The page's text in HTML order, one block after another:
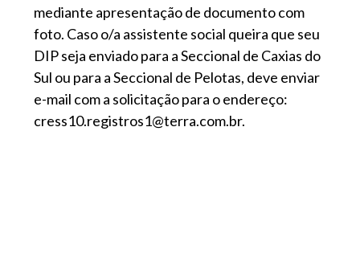
mediante apresentação de documento com
foto. Caso o/a assistente social queira que seu
DIP seja enviado para a Seccional de Caxias do
Sul ou para a Seccional de Pelotas, deve enviar
e-mail com a solicitação para o endereço:
cress10.registros1@terra.com.br.